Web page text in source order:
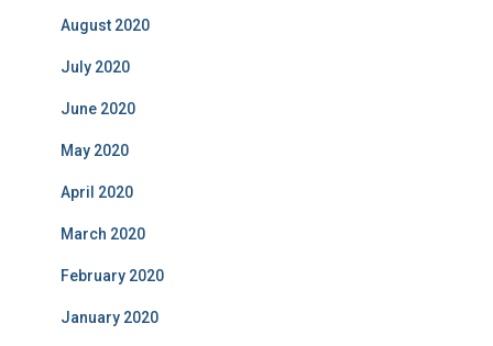
August 2020
July 2020
June 2020
May 2020
April 2020
March 2020
February 2020
January 2020